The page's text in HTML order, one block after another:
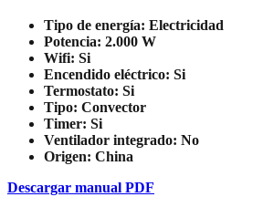
Tipo de energía: Electricidad
Potencia: 2.000 W
Wifi: Si
Encendido eléctrico: Si
Termostato: Si
Tipo: Convector
Timer: Si
Ventilador integrado: No
Origen: China
Descargar manual PDF